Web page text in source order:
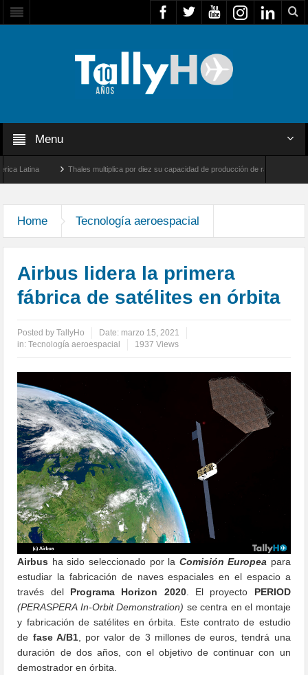
Menu
Thales multiplica por diez su capacidad de producción de radares en Brasil
Home Tecnología aeroespacial
Airbus lidera la primera
fábrica de satélites en órbita
Posted byTallyHo Date: marzo 15, 2021
in:Tecnología aeroespacial 1937 Views
Airbus ha sido seleccionado por la Comisión Europea para
estudiar la fabricación de naves espaciales en el espacio a
través del Programa Horizon 2020. El proyecto PERIOD
(PERASPERA In-Orbit Demonstration) se centra en el montaje
y fabricación de satélites en órbita. Este contrato de estudio
de fase A/B1, por valor de 3 millones de euros, tendrá una
duración de dos años, con el objetivo de continuar con un
demostrador en órbita.